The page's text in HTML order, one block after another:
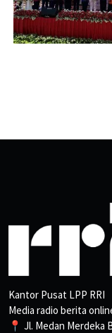
Kantor Pusat LPP RRI
Media radio berita
📍 Jl. Medan Merdeka